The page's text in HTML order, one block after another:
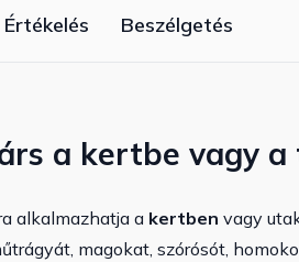
Értékelés Beszélgetés
a kertbe vagy a
alkalmazhatja a kertben vagy
magokat, szórósót,